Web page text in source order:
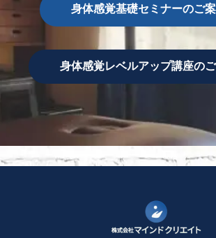
身体感覚基礎セミナーのご
身体感覚レベルアップ講座の